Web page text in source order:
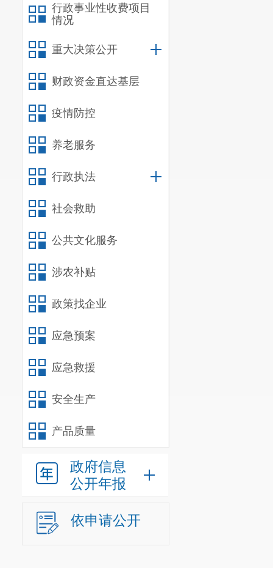
行政事业性收费项目
情况
重大决策公开
财政资金直达基层
疫情防控
养老服务
行政执法
社会救助
公共文化服务
涉农补贴
政策找企业
应急预案
应急救援
安全生产
产品质量
政府信息
公开年报
依申请公开